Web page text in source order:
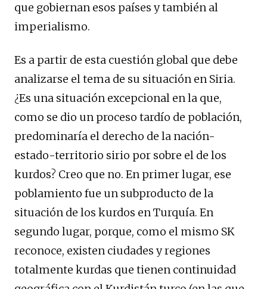
que gobiernan esos países y también al
imperialismo.
Es a partir de esta cuestión global que debe
analizarse el tema de su situación en Siria.
¿Es una situación excepcional en la que,
como se dio un proceso tardío de población,
predominaría el derecho de la nación-
estado-territorio sirio por sobre el de los
kurdos? Creo que no. En primer lugar, ese
poblamiento fue un subproducto de la
situación de los kurdos en Turquía. En
segundo lugar, porque, como el mismo SK
reconoce, existen ciudades y regiones
totalmente kurdas que tienen continuidad